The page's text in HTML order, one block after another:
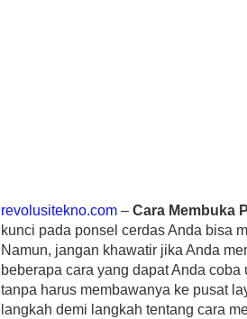
revolusitekno.com – Cara Membuka
kunci pada ponsel cerdas Anda bisa
Namun, jangan khawatir jika Anda
beberapa cara yang dapat Anda
tanpa harus membawanya ke pusat
langkah demi langkah tentang cara